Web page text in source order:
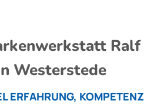
Ralf
Westerstede
ERFAHRUNG, KOMPETENZ